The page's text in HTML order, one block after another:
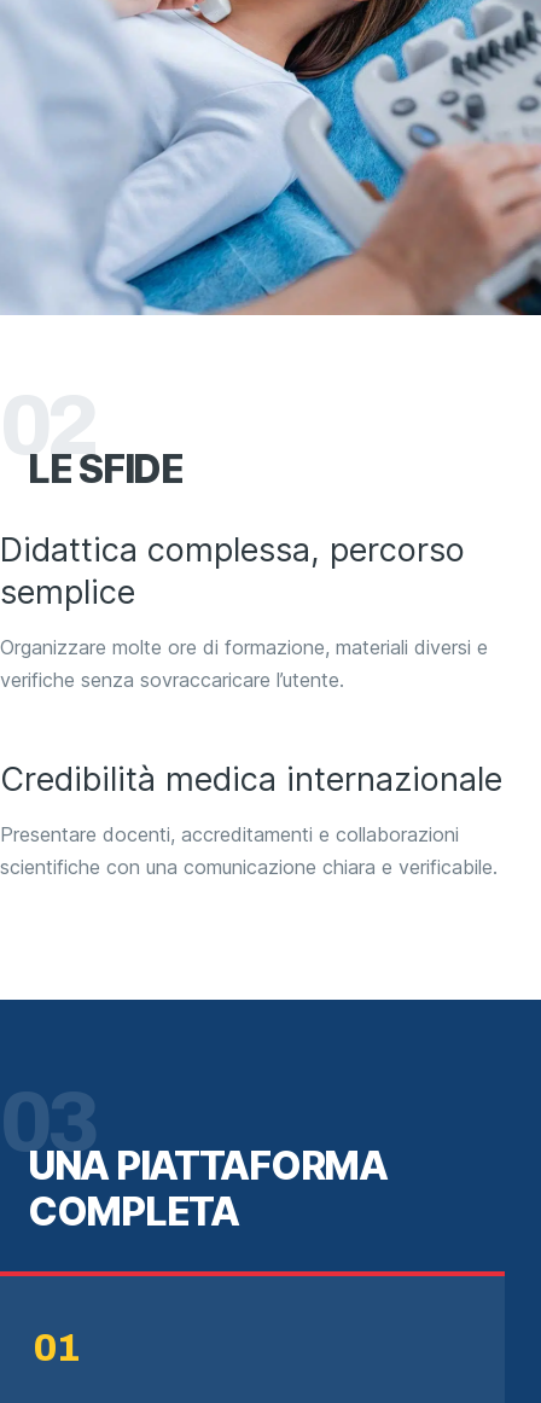
LESFIDE
Didattica complessa, percorso
semplice
Organizzare molte ore di formazione, materiali diversi e
verifiche senza sovraccaricare l’utente.
Credibilità medica internazionale
Presentare docenti, accreditamenti e collaborazioni
scientifiche con una comunicazione chiara e verificabile.
03
UNA PIATTAFORMA
COMPLETA